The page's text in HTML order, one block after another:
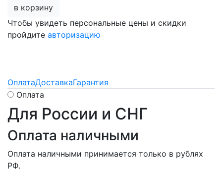
в корзину
Чтобы увидеть персональные цены и скидки
пройдите авторизацию
ОплатаДоставкаГарантия
Оплата
Для России и СНГ
Оплата наличными
Оплата наличными принимается только в рублях
РФ.